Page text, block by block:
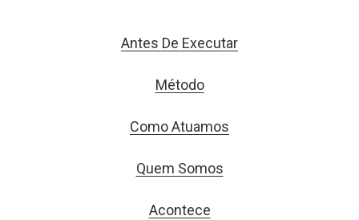
Antes De Executar
Método
Como Atuamos
Quem Somos
Acontece